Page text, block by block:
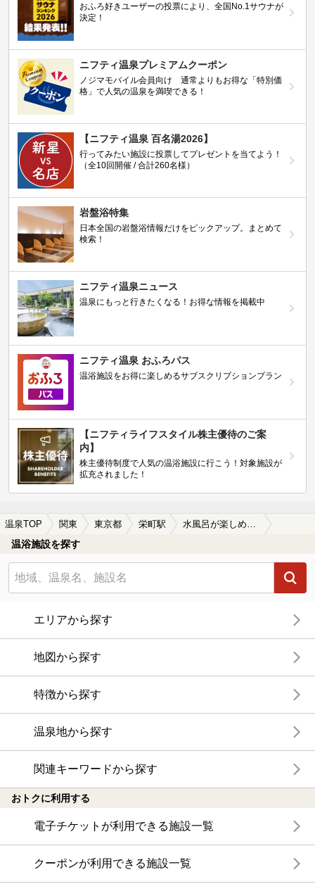
おふろ好きユーザーの投票により、全国No.1サウナが
決定！
ニフティ温泉プレミアムクーポン
ノジマモバイル会員向け 通常よりもお得な「特別価
格」で人気の温泉を満喫できる！
【ニフティ温泉 百名湯2026】
行ってみたい施設に投票してプレゼントを当てよう！
（全10回開催 / 合計260名様）
岩盤浴特集
日本全国の岩盤浴情報だけをピックアップ。まとめて
検索！
ニフティ温泉ニュース
温泉にもっと行きたくなる！お得な情報を掲載中
ニフティ温泉 おふろパス
温浴施設をお得に楽しめるサブスクリプションプラン
【ニフティライフスタイル株主優待のご案
内】
株主優待制度で人気の温浴施設に行こう！対象施設が
拡充されました！
温泉TOP 関東 東京都 栄町駅 水風呂が楽しめる栄町駅近くの温泉、日帰り温泉、スーパー銭湯おすすめ
温浴施設を探す
エリアから探す
地図から探す
特徴から探す
温泉地から探す
関連キーワードから探す
おトクに利用する
電子チケットが利用できる施設一覧
クーポンが利用できる施設一覧